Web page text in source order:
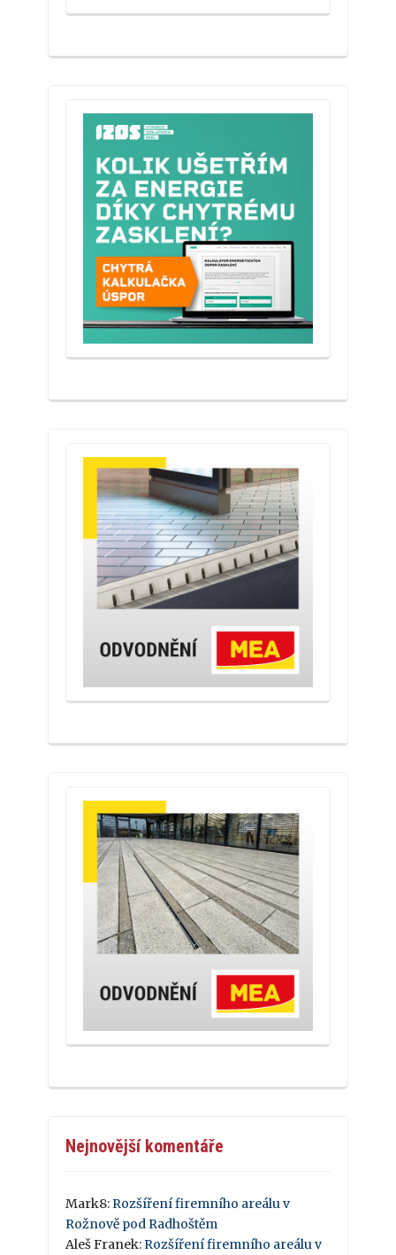
Nejnovější komentáře
Mark8: Rozšíření firemního areálu v
Rožnově pod Radhoštěm
Aleš Franek: Rozšíření firemního areálu v